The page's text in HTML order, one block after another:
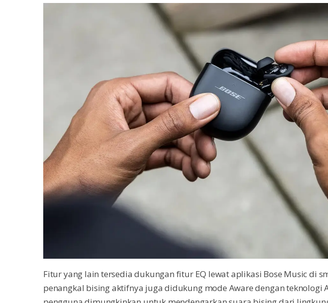
Fitur yang lain tersedia dukungan fitur EQ lewat aplikasi Bose Music di
penangkal bising aktifnya juga didukung mode Aware dengan teknologi